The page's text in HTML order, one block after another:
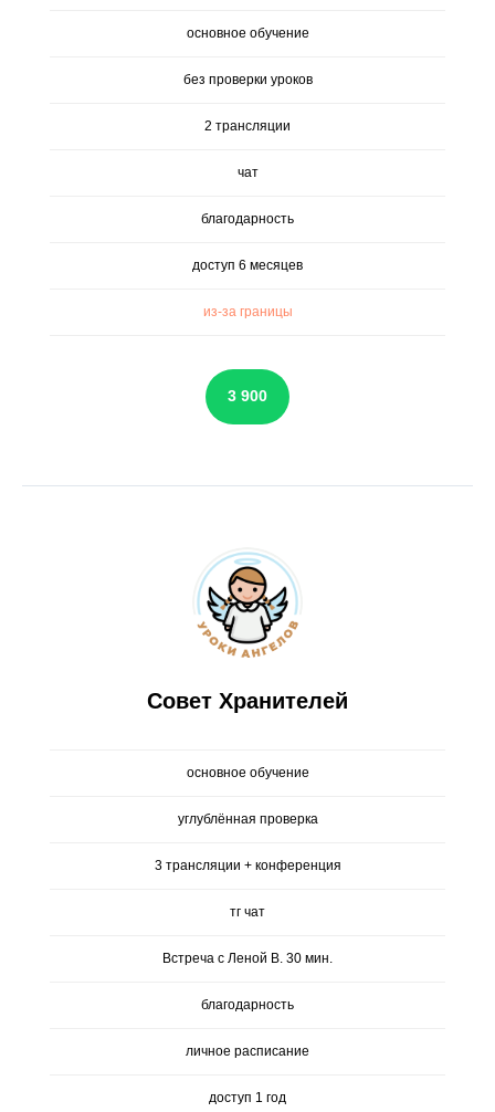
основное обучение
без проверки уроков
2 трансляции
чат
благодарность
доступ 6 месяцев
из-за границы
3 900
Совет Хранителей
основное обучение
углублённая проверка
3 трансляции + конференция
тг чат
Встреча с Леной В. 30 мин.
благодарность
личное расписание
доступ 1 год